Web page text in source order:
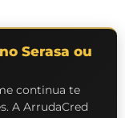
Serasa ou
continua te
A ArrudaCred